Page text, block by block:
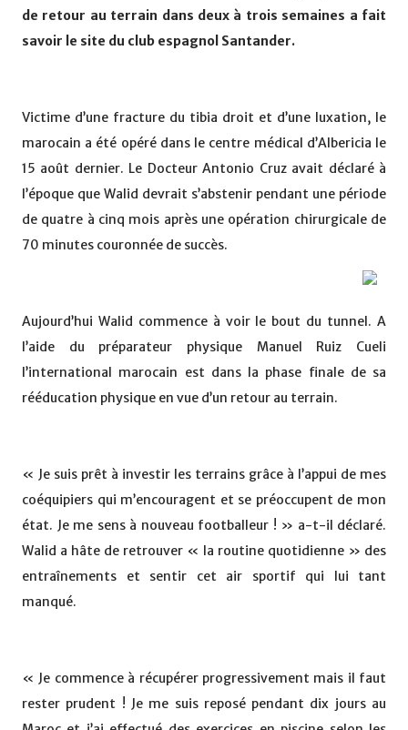
de retour au terrain dans deux à trois semaines a fait
savoir le site du club espagnol Santander.
Victime d’une fracture du tibia droit et d’une luxation, le
marocain a été opéré dans le centre médical d’Albericia le
15 août dernier. Le Docteur Antonio Cruz avait déclaré à
l’époque que Walid devrait s’abstenir pendant une période
de quatre à cinq mois après une opération chirurgicale de
70 minutes couronnée de succès.
Aujourd’hui Walid commence à voir le bout du tunnel. A
l’aide du préparateur physique Manuel Ruiz Cueli
l’international marocain est dans la phase finale de sa
rééducation physique en vue d’un retour au terrain.
« Je suis prêt à investir les terrains grâce à l’appui de mes
coéquipiers qui m’encouragent et se préoccupent de mon
état. Je me sens à nouveau footballeur ! » a-t-il déclaré.
Walid a hâte de retrouver « la routine quotidienne » des
entraînements et sentir cet air sportif qui lui tant
manqué.
« Je commence à récupérer progressivement mais il faut
rester prudent ! Je me suis reposé pendant dix jours au